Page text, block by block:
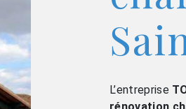
L’entreprise